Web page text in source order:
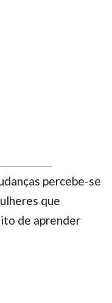
percebe-se
que
de aprender